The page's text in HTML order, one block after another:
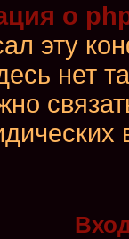
о
эту
нет